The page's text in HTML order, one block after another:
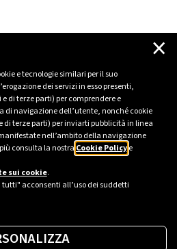
e tecnologie similari per il suo
dei servizi in esso presenti,
di terze parti) per comprendere e
di navigazione dell’utente, nonché cookie
di terze parti) per inviarti pubblicità in linea
nell’ambito della navigazione
consulta la nostra Cookie Policye
sui cookie.
acconsenti all’uso dei suddetti
×